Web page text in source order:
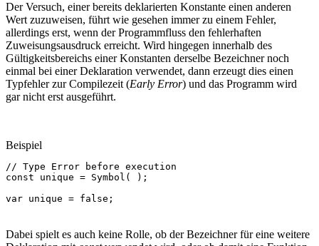
Der Versuch, einer bereits deklarierten Konstante einen anderen
Wert zuzuweisen, führt wie gesehen immer zu einem Fehler,
allerdings erst, wenn der Programmfluss den fehlerhaften
Zuweisungsausdruck erreicht. Wird hingegen innerhalb des
Gültigkeitsbereichs einer Konstanten derselbe Bezeichner noch
einmal bei einer Deklaration verwendet, dann erzeugt dies einen
Typfehler zur Compilezeit (Early Error) und das Programm wird
gar nicht erst ausgeführt.
Beispiel
// Type Error before execution
const
unique = Symbol (
);
var unique = false ;
Dabei spielt es auch keine Rolle, ob der Bezeichner für eine weitere